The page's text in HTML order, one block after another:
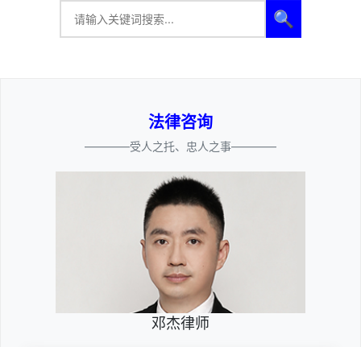
🔍
法律咨询
————受人之托、忠人之事————
邓杰律师